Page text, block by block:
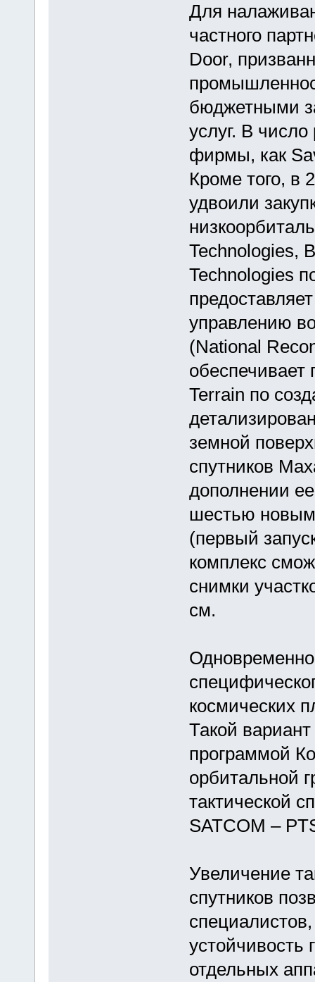
Для
частного
Door,
бюджетными
услуг. В
фирмы, как
Кроме того, в
удвоили
Technologies,
Technologies
управлению
(National
Terrain по
земной
спутников
дополнении
шестью
(первый
комплекс
снимки
см.
космических
Такой
программой
орбитальной
тактической
SATCOM –
Увеличение
спутников
устойчивость
отдельных